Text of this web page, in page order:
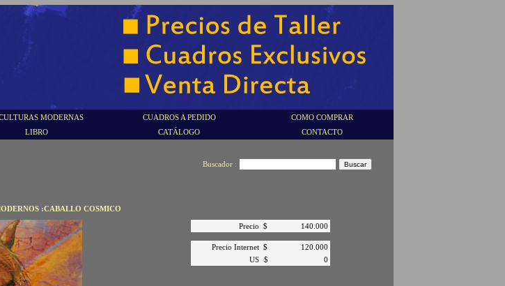
MODERNAS CUADROS A PEDIDO
COMO COMPRAR
LIBRO CATÁLOGO
CONTACTO
Buscador :
:CABALLO COSMICO
Precio $ 140.000
Precio Internet $
120.000
US
$ 0